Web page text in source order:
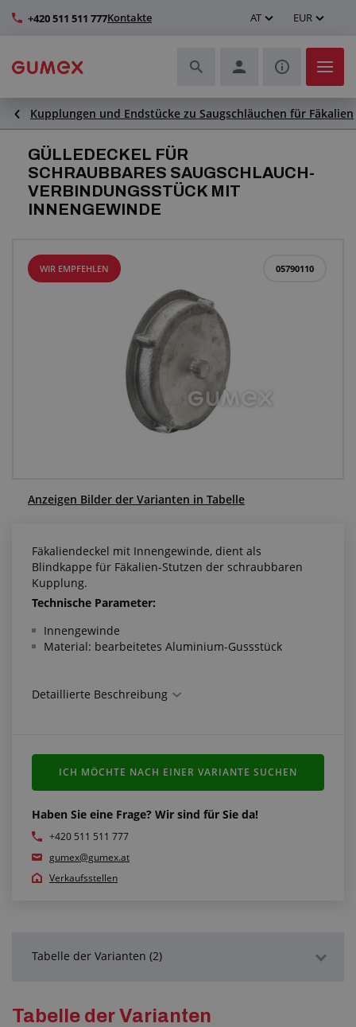
+420 511 511 777Kontakte AT EUR
Schläuche und deren Komplettierung
Profile und Herstellung von Dichtungen
Technische Kunststoffe
Verbesserung der Arbeitsumgebung
Weitere Gummi- und Kunststoffprodukte
Alles über den Einkauf
Kupplungen und Endstücke zu Saugschläuchen für Fäkalien
GÜLLEDECKEL FÜR
SCHRAUBBARES SAUGSCHLAUCH-
VERBINDUNGSSTÜCK MIT
INNENGEWINDE
05790110
WIR EMPFEHLEN
Anzeigen Bilder der Varianten in Tabelle
Fäkaliendeckel mit Innengewinde, dient als
Blindkappe für Fäkalien-Stutzen der schraubbaren
Kupplung.
Technische Parameter:
Innengewinde
Material: bearbeitetes Aluminium-Gussstück
Detaillierte Beschreibung
Haben Sie eine Frage? Wir sind für Sie da!
+420 511 511 777
gumex@gumex.at
Verkaufsstellen
ICH MÖCHTE NACH EINER VARIANTE SUCHEN
Tabelle der Varianten (2)
Tabelle der Varianten